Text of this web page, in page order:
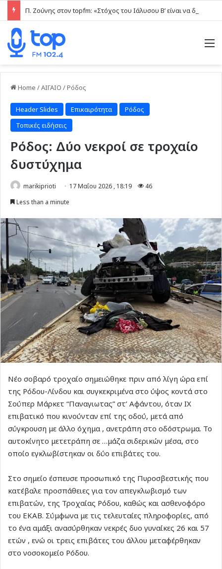
Home /ΑΙΓΑΙΟ /Ρόδος
Header Slides Επικαιρότητα
Ρόδος
Τοπικές ειδήσεις
Ρόδος: Δύο νεκροί σε τροχαίο
δυστύχημα
marikiprioti 17 Μαΐου 2026 , 18:19
46
Less than a minute
Νέο σοβαρό τροχαίο σημειώθηκε πριν από λίγη ώρα επί
της Ρόδου-Λίνδου και συγκεκριμένα στο ύψος κοντά στο
Σούπερ Μάρκετ “Παναγιωτας” στ’ Αφάντου, όταν ΙΧ
επιβατικό που κινούνταν επί της οδού, μετά από
σύγκρουση με άλλο όχημα , ανετράπη στο οδόστρωμα. Το
αυτοκίνητο μετετράπη σε …μάζα σιδερικών μέσα, στο
οποίο εγκλωβίστηκαν οι δύο επιβάτες του.
Στο σημείο έσπευσε προσωπικό της Πυροσβεστικής που
κατέβαλε προσπάθειες για τον απεγκλωβισμό των
επιβατών, της Τροχαίας Ρόδου, καθώς και ασθενοφόρο
του ΕΚΑΒ. Σύμφωνα με τις τελευταίες πληροφορίες, από
το ένα αμάξι ανασύρθηκαν νεκρές δυο γυναίκες 26 και 57
ετών , ενώ οι τρεις επιβάτες του άλλου μεταφέρθηκαν
στο νοσοκομείο Ρόδου.